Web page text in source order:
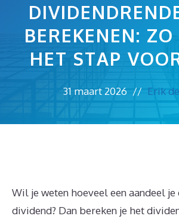
BEREKENEN: ZO
HET STAP
31 maart 2026 // Erik
Wil je weten hoeveel een aandeel
dividend? Dan bereken je het